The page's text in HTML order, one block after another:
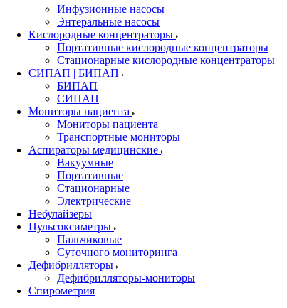
Инфузионные насосы
Энтеральные насосы
Кислородные концентраторы
Портативные кислородные концентраторы
Стационарные кислородные концентраторы
СИПАП | БИПАП
БИПАП
СИПАП
Мониторы пациента
Мониторы пациента
Транспортные мониторы
Аспираторы медицинские
Вакуумные
Портативные
Стационарные
Электрические
Небулайзеры
Пульсоксиметры
Пальчиковые
Суточного мониторинга
Дефибрилляторы
Дефибрилляторы-мониторы
Спирометрия